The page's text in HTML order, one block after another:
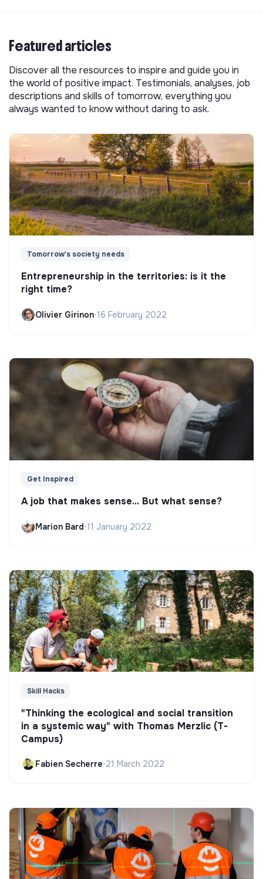
Featured articles
Discover all the resources to inspire and guide you in
the world of positive impact. Testimonials, analyses, job
descriptions and skills of tomorrow, everything you
always wanted to know without daring to ask.
Tomorrow's society needs
Entrepreneurship in the territories: is it the
right time?
Olivier Girinon•16 February 2022
Get Inspired
A job that makes sense... But what sense?
Marion Bard•11 January 2022
Skill Hacks
"Thinking the ecological and social transition
in a systemic way" with Thomas Merzlic (T-
Campus)
Fabien Secherre•21 March 2022